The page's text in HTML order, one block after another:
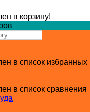
в корзину!
в список избранных
в список сравнения